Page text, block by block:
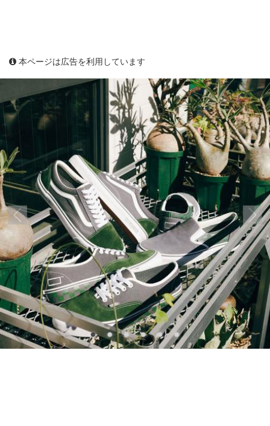
本ページは広告を利用しています